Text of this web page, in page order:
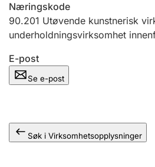
Offentlig sektor
Andre tema
Næringskode
90.201 Utøvende kunstnerisk
underholdningsvirksomhet
E-post
Se e-post
Søk i Virksomhetsopplysninger